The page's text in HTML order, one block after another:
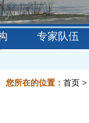
专家队伍
您所在的位置： 首页 >